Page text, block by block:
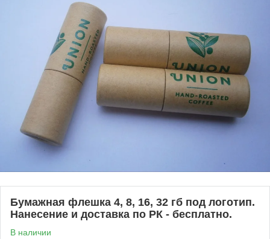
Бумажная флешка 4, 8, 16, 32 гб под логотип.
Нанесение и доставка по РК - бесплатно.
В наличии